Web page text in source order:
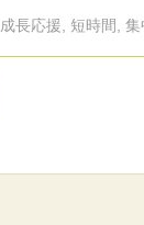
長応援, 短時間, 集